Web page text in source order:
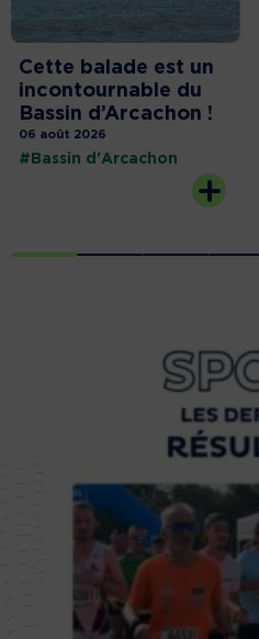
Cette balade est un
incontournable du
Bassin d’Arcachon !
06 août 2026
#Bassin d'Arcachon